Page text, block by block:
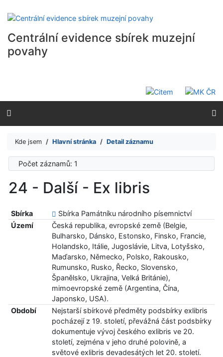
Přejít na menu
Centrální evidence sbírek muzejní
povahy
Kde jsem Hlavní stránka Detail záznamu
Počet záznamů: 1
24 - Další - Ex libris
Sbírka
Sbírka Památníku národního písemnictví
Území
Česká republika, evropské země (Belgie,
Bulharsko, Dánsko, Estonsko, Finsko, Francie,
Holandsko, Itálie, Jugoslávie, Litva, Lotyšsko,
Maďarsko, Německo, Polsko, Rakousko,
Rumunsko, Rusko, Řecko, Slovensko,
Španělsko, Ukrajina, Velká Británie),
mimoevropské země (Argentina, Čína,
Japonsko, USA).
Období
Nejstarší sbírkové předměty podsbírky exlibris
pocházejí z 19. století, převážná část podsbírky
dokumentuje vývoj českého exlibris ve 20.
století, zejména v jeho druhé polovině, a
světové exlibris devadesátých let 20. století.